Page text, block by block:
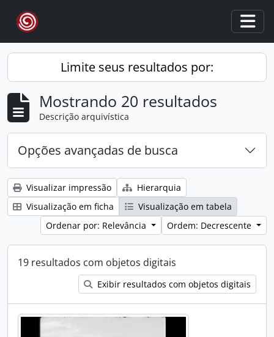
Skip to main content
Limite seus resultados por:
Mostrando 20 resultados
Descrição arquivística
Opções avançadas de busca
Visualizar impressão
Hierarquia
Visualização em ficha
Visualização em tabela
Ordenar por: Relevância
Ordem: Decrescente
19 resultados com objetos digitais
Exibir resultados com objetos digitais